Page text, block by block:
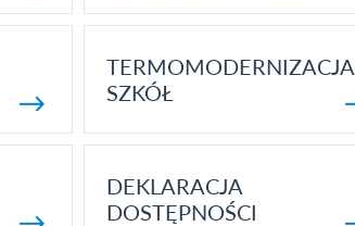
TERMOMODERNIZACJA
SZKÓŁ
DEKLARACJA
DOSTĘPNOŚCI